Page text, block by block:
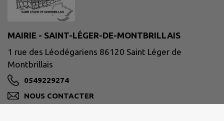
MAIRIE - SAINT-LÉGER-DE-MONTBRILLAIS
1 rue des Léodégariens 86120 Saint Léger de
Montbrillais
0549229274
NOUS CONTACTER